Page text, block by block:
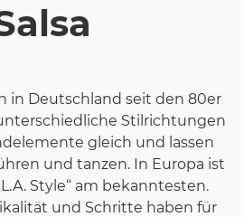
in Deutschland seit den 80er
Stilrichtungen
gleich und lassen
und tanzen. In Europa ist
Style“ am bekanntesten.
und Schritte haben für